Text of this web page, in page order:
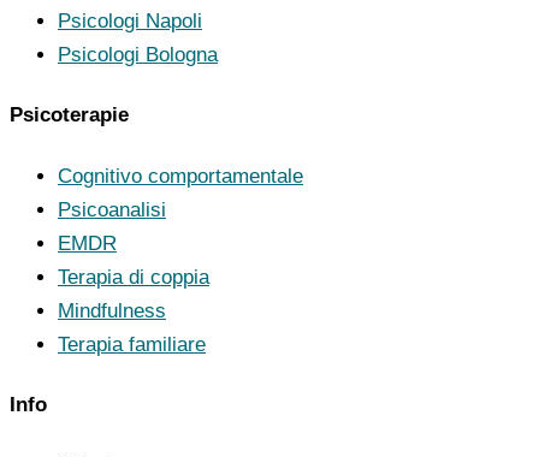
Psicologi Napoli
Psicologi Bologna
Psicoterapie
Cognitivo comportamentale
Psicoanalisi
EMDR
Terapia di coppia
Mindfulness
Terapia familiare
Info